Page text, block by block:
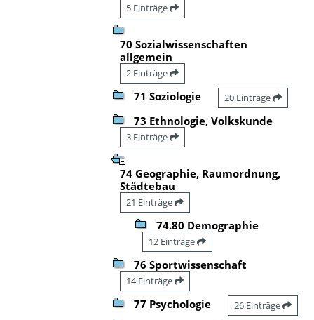
5 Einträge
70 Sozialwissenschaften
allgemein
2 Einträge
71 Soziologie 20 Einträge
73 Ethnologie, Volkskunde
3 Einträge
74 Geographie, Raumordnung,
Städtebau
21 Einträge
74.80 Demographie
12 Einträge
76 Sportwissenschaft
14 Einträge
77 Psychologie 26 Einträge